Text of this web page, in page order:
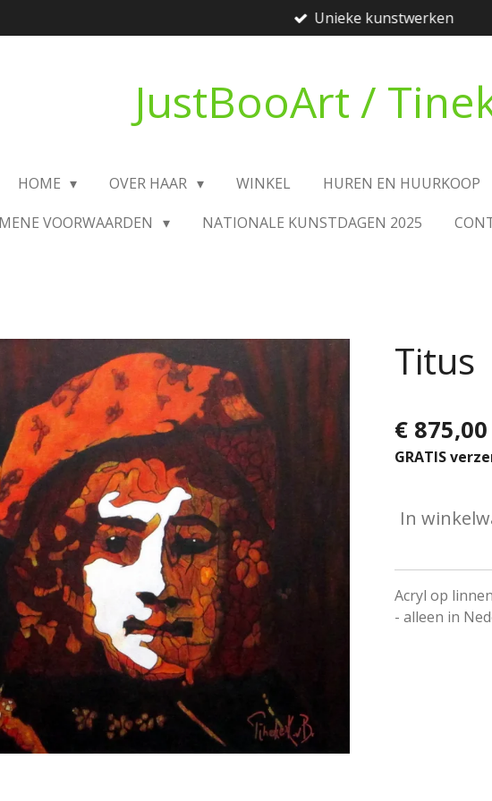
Unieke kunstwerken
JustBooArt /
HOME OVER HAAR WINKEL HUREN EN HUURKOOP
VOORWAARDEN
NATIONALE KUNSTDAGEN 2025
Titus
€ 875,00
GRATIS
In
Acryl op
- alleen in